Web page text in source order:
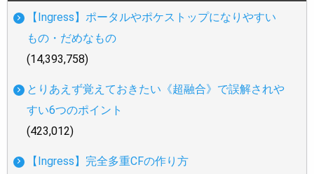
【Ingress】ポータルやポケストップになりやすい
もの・だめなもの
(14,393,758)
とりあえず覚えておきたい《超融合》で誤解されや
すい6つのポイント
(423,012)
【Ingress】完全多重CFの作り方